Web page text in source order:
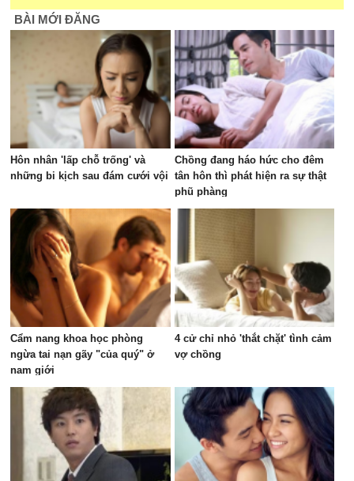
BÀI MỚI ĐĂNG
Hôn nhân 'lấp chỗ trống' và
những bi kịch sau đám cưới vội
Chồng đang háo hức cho đêm
tân hôn thì phát hiện ra sự thật
phũ phàng
Cẩm nang khoa học phòng
ngừa tai nạn gãy "của quý" ở
nam giới
4 cử chỉ nhỏ 'thắt chặt' tình cảm
vợ chồng